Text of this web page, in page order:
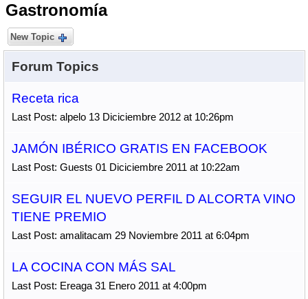
Gastronomí­a
New Topic
Forum Topics
Receta rica
Last Post: alpelo 13 Diciciembre 2012 at 10:26pm
JAMÓN IBÉRICO GRATIS EN FACEBOOK
Last Post: Guests 01 Diciciembre 2011 at 10:22am
SEGUIR EL NUEVO PERFIL D ALCORTA VINO
TIENE PREMIO
Last Post: amalitacam 29 Noviembre 2011 at 6:04pm
LA COCINA CON MÁS SAL
Last Post: Ereaga 31 Enero 2011 at 4:00pm